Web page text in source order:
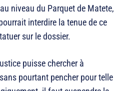
niveau du Parquet de Matete,
interdire la tenue de ce
sur le dossier.
puisse chercher à
pourtant pencher pour telle